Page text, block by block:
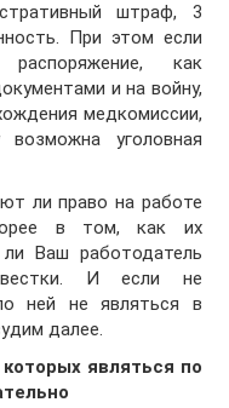
штраф, 3
При этом если
как
и на войну,
медкомиссии,
уголовная
ли право на работе
в том, как их
Ваш работодатель
И если не
ней не являться в
далее.
являться по